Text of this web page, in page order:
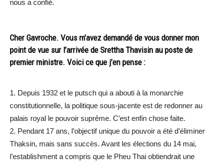
nous a confié.
Cher Gavroche. Vous m’avez demandé de vous donner mon
point de vue sur l’arrivée de Srettha Thavisin au poste de
premier ministre. Voici ce que j’en pense :
1. Depuis 1932 et le putsch qui a abouti à la monarchie
constitutionnelle, la politique sous-jacente est de redonner au
palais royal le pouvoir suprême. C’est enfin chose faite.
2. Pendant 17 ans, l’objectif unique du pouvoir a été d’éliminer
Thaksin, mais sans succès. Avant les élections du 14 mai,
l’establishment a compris que le Pheu Thai obtiendrait une